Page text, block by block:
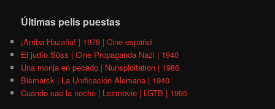
Últimas pelis puestas
¡Arriba Hazaña! | 1978 | Cine español
El judío Süss | Cine Propaganda Nazi | 1940
Una monja en pecado | Nunsploitation | 1986
Bismarck | La Unificación Alemana | 1940
Cuando cae la noche | Lezmovie | LGTB | 1995